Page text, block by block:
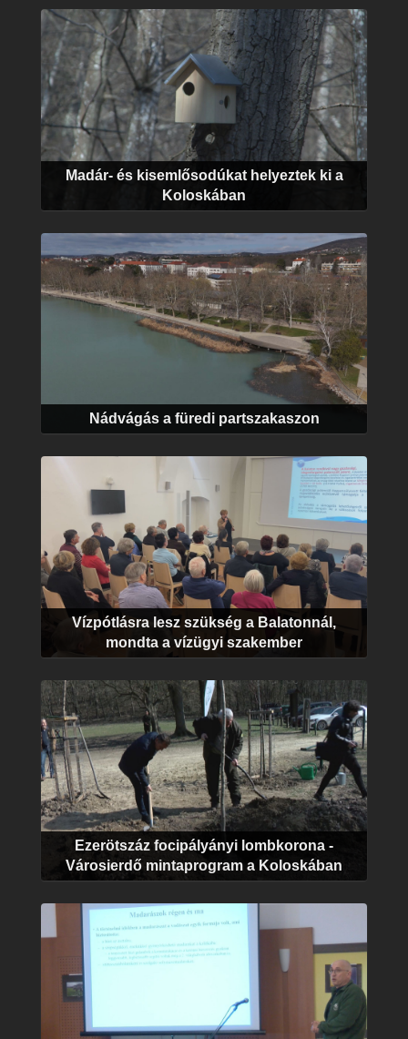
Madár- és kisemlősodúkat helyeztek ki a
Koloskában
Nádvágás a füredi partszakaszon
Vízpótlásra lesz szükség a Balatonnál,
mondta a vízügyi szakember
Ezerötszáz focipályányi lombkorona -
Városierdő mintaprogram a Koloskában